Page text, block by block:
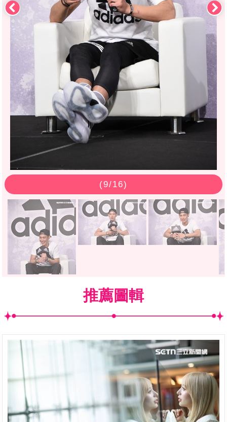
(9/16)
推薦圖輯